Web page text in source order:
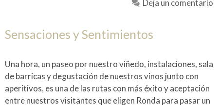
Deja un comentario
Sensaciones y Sentimientos
Una hora, un paseo por nuestro viñedo, instalaciones, sala
de barricas y degustación de nuestros vinos junto con
aperitivos, es una de las rutas con más éxito y aceptación
entre nuestros visitantes que eligen Ronda para pasar un